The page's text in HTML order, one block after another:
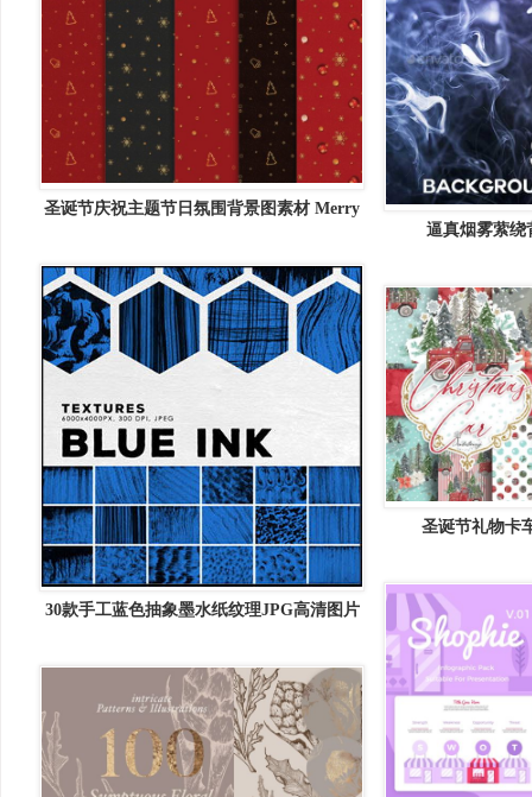
圣诞节庆祝主题节日氛围背景图素材 Merry
逼真烟雾萦绕
30款手工蓝色抽象墨水纸纹理JPG高清图片
圣诞节礼物卡